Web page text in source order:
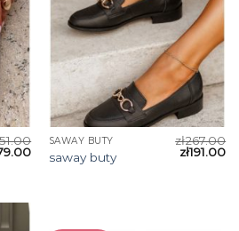
SAWAY BUTY
saway buty
zł267.00
zł191.00